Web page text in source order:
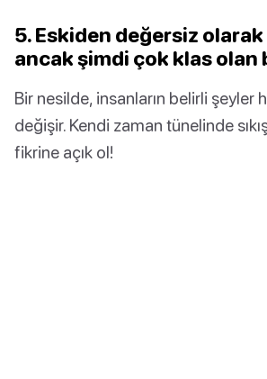
5. Eskiden değersiz
ancak şimdi çok klas olan
Bir nesilde, insanların belirli şeyler
değişir. Kendi zaman tünelinde
fikrine açık ol!